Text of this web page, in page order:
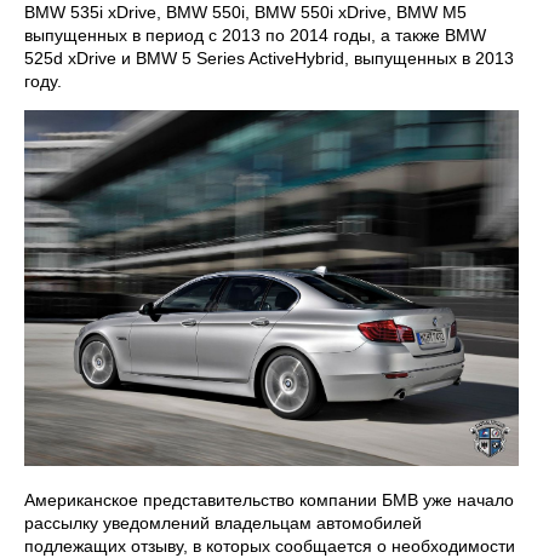
BMW 535i xDrive, BMW 550i, BMW 550i xDrive, BMW M5
выпущенных в период с 2013 по 2014 годы, а также BMW
525d xDrive и BMW 5 Series ActiveHybrid, выпущенных в 2013
году.
Американское представительство компании БМВ уже начало
рассылку уведомлений владельцам автомобилей
подлежащих отзыву, в которых сообщается о необходимости